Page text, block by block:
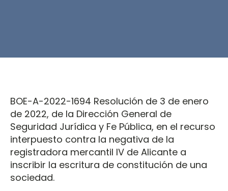
BOE-A-2022-1694 Resolución de 3 de enero
de 2022, de la Dirección General de
Seguridad Jurídica y Fe Pública, en el recurso
interpuesto contra la negativa de la
registradora mercantil IV de Alicante a
inscribir la escritura de constitución de una
sociedad.